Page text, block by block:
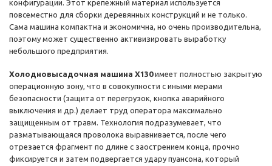
конфигурации. Этот крепежный материал используется
повсеместно для сборки деревянных конструкций и не только.
Сама машина компактна и экономична, но очень производительна,
поэтому может существенно активизировать выработку
небольшого предприятия.
Холодновысадочная машина X130имеет полностью закрытую
операционную зону, что в совокупности с иными мерами
безопасности (защита от перегрузок, кнопка аварийного
выключения и др.) делает труд оператора максимально
защищенным от травм. Технология подразумевает, что
разматывающаяся проволока выравнивается, после чего
отрезается фрагмент по длине с заострением конца, прочно
фиксируется и затем подвергается удару пуансона, который